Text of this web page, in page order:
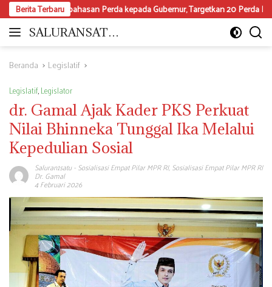
Langsung
ke
konten
Berita TerbaruPerda kepada Gubernur, Targetkan 20 Perda Rampung 2026
SALURANSATU.
Moderat
Mencerdaskan
Beranda Legislatif
Legislatif,Legislator
dr. Gamal Ajak Kader PKS Perkuat
Nilai Bhinneka Tunggal Ika Melalui
Kepedulian Sosial
Saluran1satu-Sosialisasi Empat Pilar MPR RI,Sosialisasi Empat Pilar MPR RI
Dr. Gamal
4 Februari 2026